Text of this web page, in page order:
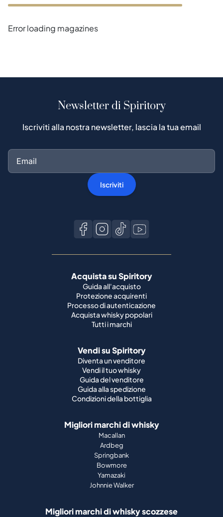
Error loading magazines
Newsletter di Spiritory
Iscriviti alla nostra newsletter, lascia la tua email
Iscriviti
Acquista su Spiritory
Guida all'acquisto
Protezione acquirenti
Processo di autenticazione
Acquista whisky popolari
Tutti i marchi
Vendi su Spiritory
Diventa un venditore
Vendi il tuo whisky
Guida del venditore
Guida alla spedizione
Condizioni della bottiglia
Migliori marchi di whisky
Macallan
Ardbeg
Springbank
Bowmore
Yamazaki
Johnnie Walker
Migliori marchi di whisky scozzese